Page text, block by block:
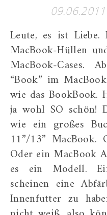
09.06.2011
Leute, es ist Liebe. Klar, es gibt viele tolle
MacBook-Hüllen
MacBook-Cases.
“Book” im
wie das BookBook.
ja wohl SO schön!
wie ein großes
11”/13”
Oder ein MacBook
es ein Modell.
scheinen eine
Innenfutter zu